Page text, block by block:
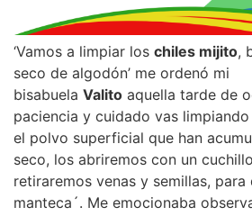
‘Vamos a limpiar los chiles mijito,
seco de algodón’ me ordenó mi
bisabuela Valito aquella tarde de
paciencia y cuidado vas
el polvo superficial que han
seco, los abriremos con un
retiraremos venas y semillas,
manteca´. Me emocionaba